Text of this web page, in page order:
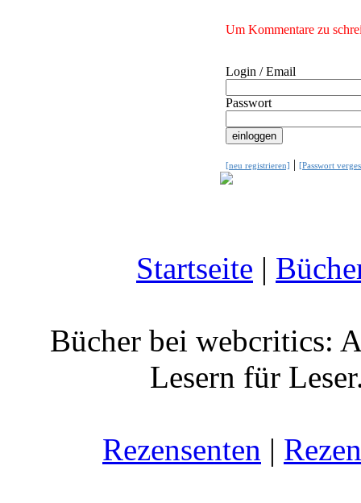
Um Kommentare zu
Login / Email
Passwort
[neu registrieren] | [Passwort
Startseite |
Bücher bei webcritics:
Lesern für
Rezensenten |